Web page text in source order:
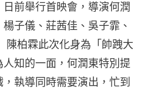
前舉行首映會，導演何潤
子儀、莊茜佳、吳子霏、
陳柏霖此次化身為「帥跩大
知的一面，何潤東特別提
執導同時需要演出，忙到